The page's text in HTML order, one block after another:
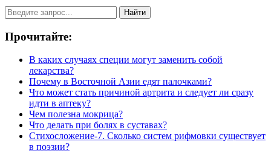
Найти
Прочитайте:
В каких случаях специи могут заменить собой
лекарства?
Почему в Восточной Азии едят палочками?
Что может стать причиной артрита и следует ли сразу
идти в аптеку?
Чем полезна мокрица?
Что делать при болях в суставах?
Стихосложение-7. Сколько систем рифмовки существует
в поэзии?